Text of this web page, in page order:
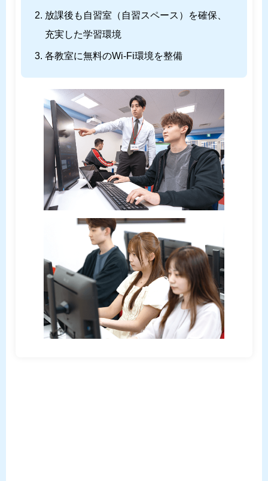
放課後も自習室（自習スペース）を確保、
充実した学習環境
各教室に無料のWi-Fi環境を整備